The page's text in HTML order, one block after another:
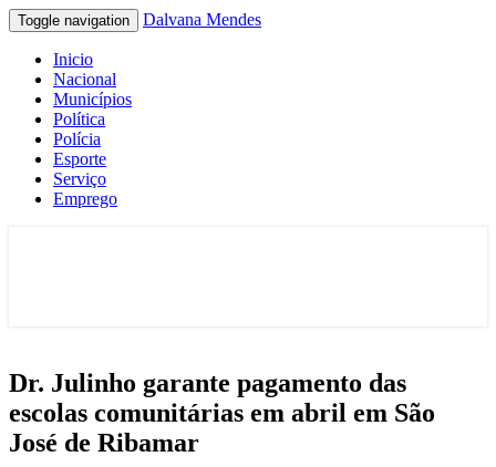
Toggle navigation Dalvana Mendes
Inicio
Nacional
Municípios
Política
Polícia
Esporte
Serviço
Emprego
Dr.
Julinho
garante
pagamento
das
Dr. Julinho garante pagamento das
escolas comunitárias em abril em São
José de Ribamar